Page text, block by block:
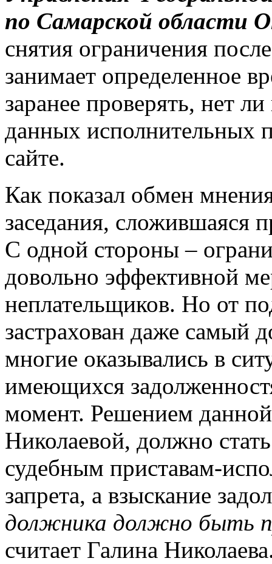
по Самарской области
снятия ограничения
занимает определенное
заранее проверять, нет
данных исполнительных
сайте.
Как показал обмен
заседания, сложившаяся
С одной стороны –
довольно эффективной
неплательщиков. Но от
застрахован даже самый
многие оказывались в
имеющихся
момент. Решением
Николаевой, должно
судебным приставам-
запрета, а взыскание
должника должно быть
считает Галина